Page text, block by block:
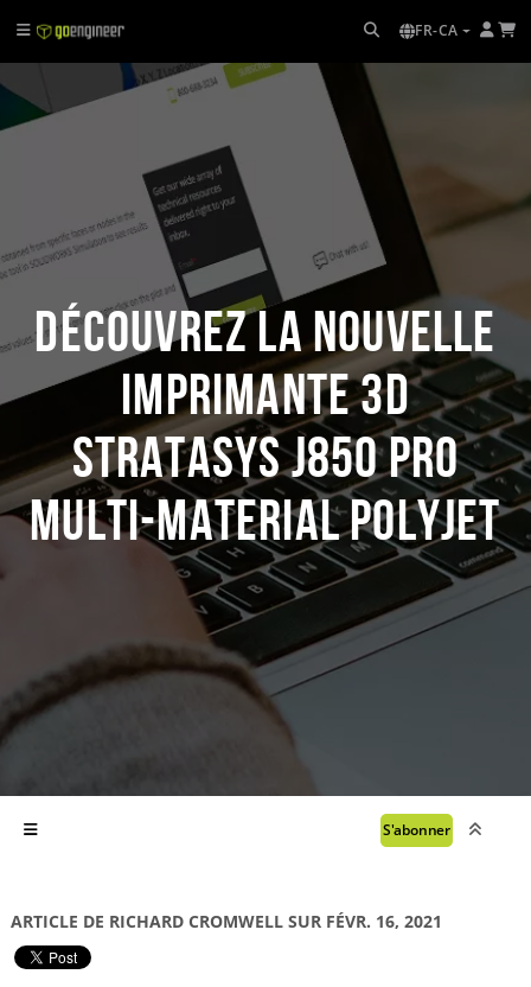
FR-CA
Découvrez la nouvelle
imprimante 3D
Stratasys J850 Pro
Multi-Material PolyJet
S'abonner
ARTICLE DE RICHARD CROMWELL SUR FÉVR. 16, 2021